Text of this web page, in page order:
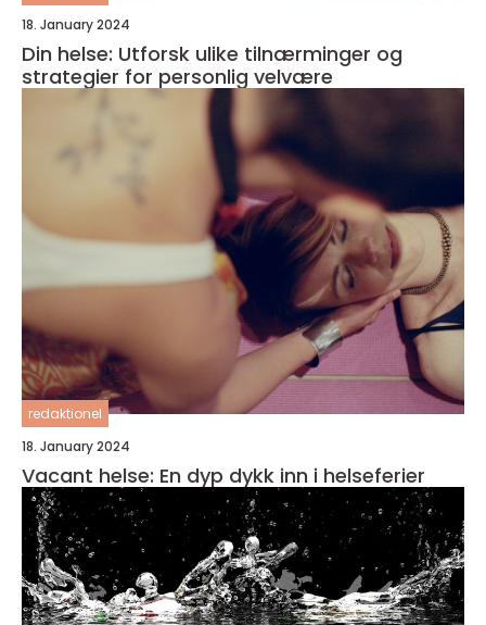
18. January 2024
Din helse: Utforsk ulike tilnærminger og
strategier for personlig velvære
redaktionel
18. January 2024
Vacant helse: En dyp dykk inn i helseferier